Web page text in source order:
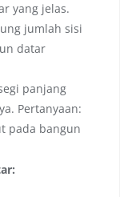
yang jelas.
jumlah sisi
datar
panjang
Pertanyaan:
pada bangun